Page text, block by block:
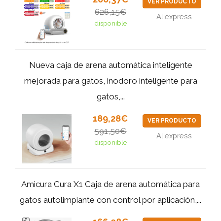
626,15€
disponible
Aliexpress
Nueva caja de arena automática inteligente
mejorada para gatos, inodoro inteligente para
gatos,...
189,28€
591,50€
disponible
VER PRODUCTO
Aliexpress
Amicura Cura X1 Caja de arena automática para
gatos autolimpiante con control por aplicación,...